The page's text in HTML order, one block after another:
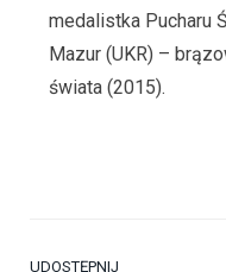
medalistka Pucharu
Mazur (UKR) –
świata (2015).
UDOSTĘPNIJ